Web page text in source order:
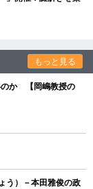
もっと見る
のか 【岡嶋教授の
う）－本田雅俊の政